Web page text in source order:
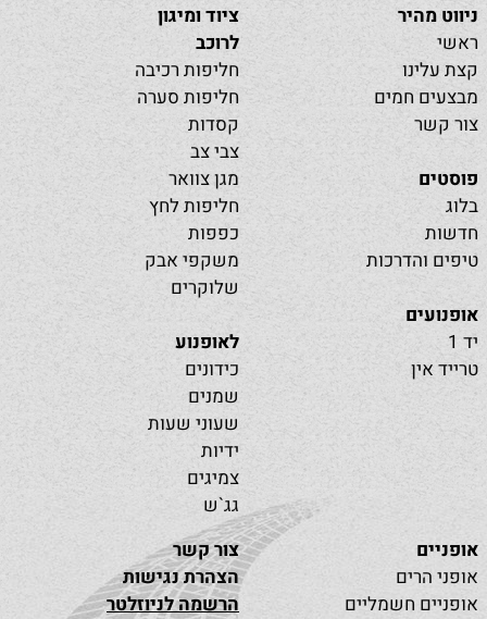
ניווט מהיר
ראשי
קצת עלינו
מבצעים חמים
צור קשר
פוסטים
בלוג
חדשות
טיפים והדרכות
אופנועים
יד 1
טרייד אין
ציוד ומיגון
לרוכב
חליפות רכיבה
חליפות סערה
קסדות
צבי צב
מגן צוואר
חליפות לחץ
כפפות
משקפי אבק
שלוקרים
לאופנוע
כידונים
שמנים
שעוני שעות
ידיות
צמיגים
גג`ש
אופניים
אופני הרים
אופניים חשמליים
צור קשר
הצהרת נגישות
הרשמה לניוזלטר